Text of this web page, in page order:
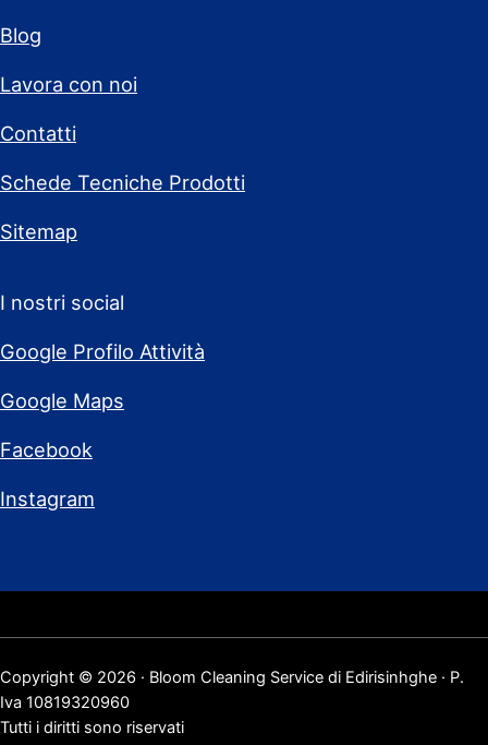
Blog
Lavora con noi
Contatti
Schede Tecniche Prodotti
Sitemap
I nostri social
Google Profilo Attività
Google Maps
Facebook
Instagram
Copyright © 2026 · Bloom Cleaning Service di Edirisinhghe · P.
Iva 10819320960
Tutti i diritti sono riservati